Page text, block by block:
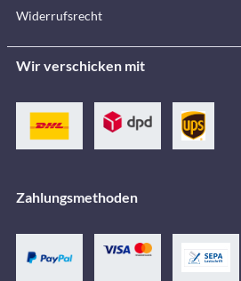
Widerrufsrecht
Wir verschicken mit
Zahlungsmethoden